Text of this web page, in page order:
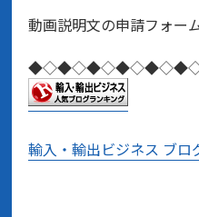
動画説明文の申請フォー
輸入・輸出ビジネス ブロ